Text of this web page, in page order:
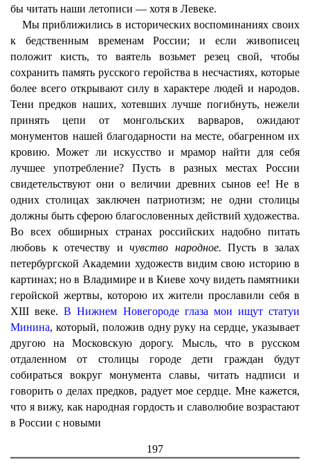
бы читать наши летописи — хотя в Левеке.
Мы приближились в исторических воспоминаниях своих
к бедственным временам России; и если живописец
положит кисть, то ваятель возьмет резец свой, чтобы
сохранить память русского геройства в несчастиях, которые
более всего открывают силу в характере людей и народов.
Тени предков наших, хотевших лучше погибнуть, нежели
принять цепи от монгольских варваров, ожидают
монументов нашей благодарности на месте, обагренном их
кровию. Может ли искусство и мрамор найти для себя
лучшее употребление? Пусть в разных местах России
свидетельствуют они о величии древних сынов ее! Не в
одних столицах заключен патриотизм; не одни столицы
должны быть сферою благословенных действий художества.
Во всех обширных странах российских надобно питать
любовь к отечеству и чувство народное. Пусть в залах
петербургской Академии художеств видим свою историю в
картинах; но в Владимире и в Киеве хочу видеть памятники
геройской жертвы, которою их жители прославили себя в
XIII веке.В Нижнем Новегороде глаза мои ищут статуи
Минина, который, положив одну руку на сердце, указывает
другою на Московскую дорогу. Мысль, что в русском
отдаленном от столицы городе дети граждан будут
собираться вокруг монумента славы, читать надписи и
говорить о делах предков, радует мое сердце. Мне кажется,
что я вижу, как народная гордость и славолюбие возрастают
в России с новыми
197